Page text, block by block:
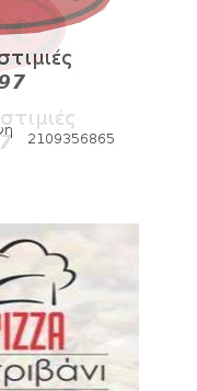
το Νίκη
στις 21:00